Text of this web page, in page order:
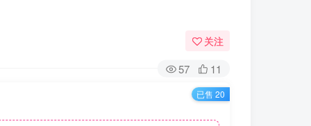
关注
57 11
已售 20